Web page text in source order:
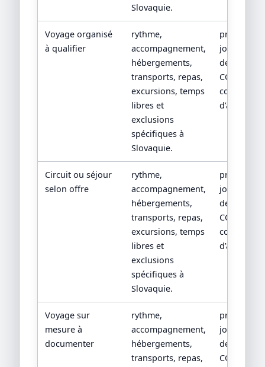
Slovaquie.
Voyage organisé
à qualifier
rythme,
accompagnement,
hébergements,
transports, repas,
excursions, temps
libres et
exclusions
spécifiques à
Slovaquie.
jour par
devis
CGV/CPV et
conditions
Circuit ou séjour
selon offre
rythme,
accompagnement,
hébergements,
transports, repas,
excursions, temps
libres et
exclusions
spécifiques à
Slovaquie.
jour par
devis
CGV/CPV et
conditions
Voyage sur
mesure à
documenter
rythme,
accompagnement,
hébergements,
transports, repas,
jour par
devis
CGV/CPV et